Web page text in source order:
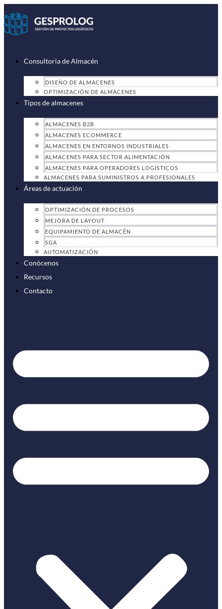
al
contenido
Consultoria de Almacén
DISEÑO DE ALMACENES
OPTIMIZACIÓN DE ALMACENES
Tipos de almacenes
ALMACENES B2B
ALMACENES ECOMMERCE
ALMACENES EN ENTORNOS INDUSTRIALES
ALMACENES PARA SECTOR ALIMENTACIÓN
ALMACENES PARA OPERADORES LOGÍSTICOS
ALMACENES PARA SUMINISTROS A PROFESIONALES
Áreas de actuación
OPTIMIZACIÓN DE PROCESOS
MEJORA DE LAYOUT
EQUIPAMIENTO DE ALMACÉN
SGA
AUTOMATIZACIÓN
Conócenos
Recursos
Contacto